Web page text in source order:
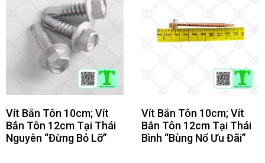
Vít Bắn Tôn 10cm; Vít
Bắn Tôn 12cm Tại Thái
Nguyên “Đừng Bỏ Lỡ”
Vít Bắn Tôn 10cm; Vít
Bắn Tôn 12cm Tại Thái
Bình “Bùng Nổ Ưu Đãi”